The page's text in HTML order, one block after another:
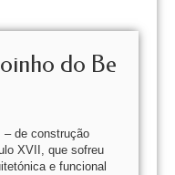
do Be
– de construção
XVII, que sofreu
e funcional